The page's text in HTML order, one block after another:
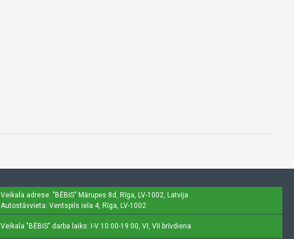
Veikala adrese: "BĒBIS" Mārupes 8d, Rīga, LV-1002, Latvija
Autostāvvieta: Ventspils iela 4, Rīga, LV-1002
Veikala "BĒBIS" darba laiks: I-V 10:00-19:00, VI, VII brīvdiena